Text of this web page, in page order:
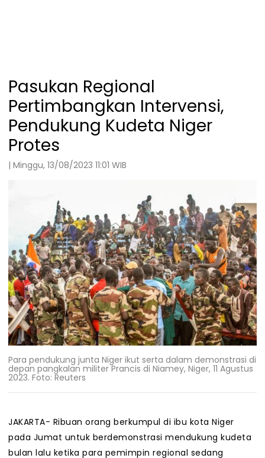
Pasukan Regional
Pertimbangkan Intervensi,
Pendukung Kudeta Niger
Protes
| Minggu, 13/08/2023 11:01 WIB
Para pendukung junta Niger ikut serta dalam demonstrasi di
depan pangkalan militer Prancis di Niamey, Niger, 11 Agustus
2023. Foto: Reuters
JAKARTA- Ribuan orang berkumpul di ibu kota Niger
pada Jumat untuk berdemonstrasi mendukung kudeta
bulan lalu ketika para pemimpin regional sedang